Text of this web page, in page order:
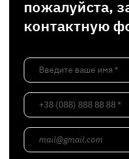
пожалуйста,
контактную
Введите ваше имя *
+38 (088) 888 88 88 *
mail@gmail.com